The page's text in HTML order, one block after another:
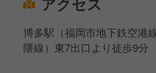
博多駅（福岡市地下鉄空港
隈線）東7出口より徒歩9分